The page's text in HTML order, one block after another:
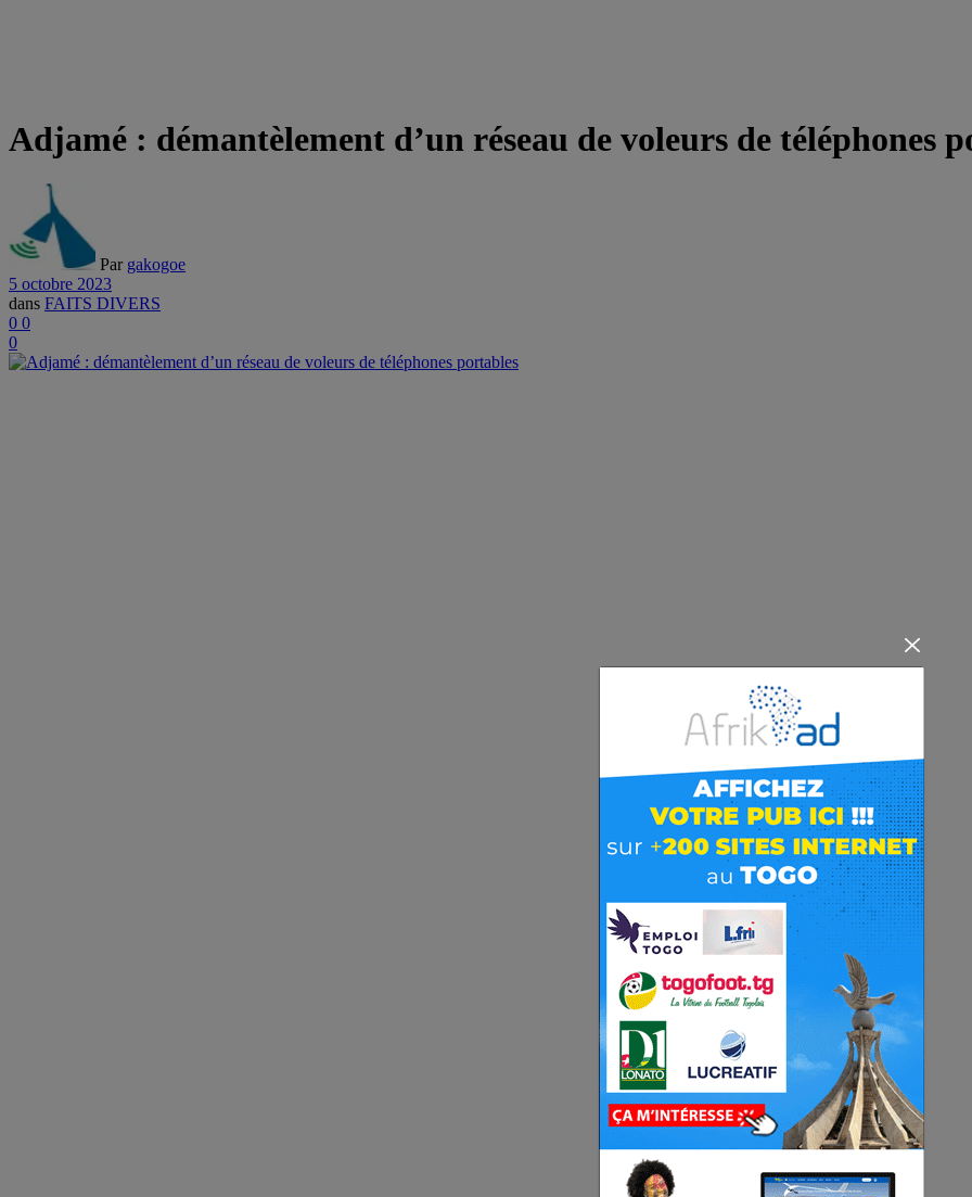
Adjamé : démantèlement d’un réseau de voleurs de téléphones
Par gakogoe
5 octobre 2023
dans FAITS DIVERS
0 0
0